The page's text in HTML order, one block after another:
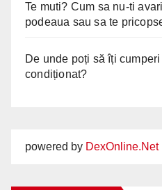
Te muti? Cum sa nu-ti
podeaua sau sa te
De unde poți să îți
condiționat?
powered by DexOnline.Net